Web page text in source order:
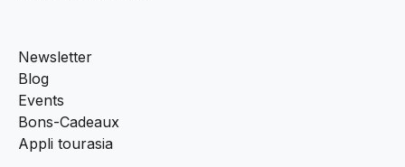
Newsletter
Blog
Events
Bons-Cadeaux
Appli tourasia